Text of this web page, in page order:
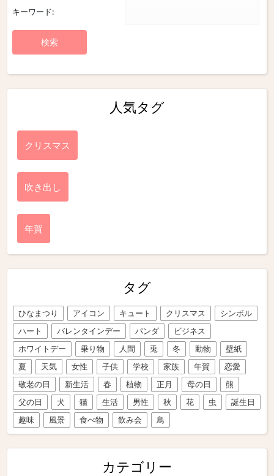
キーワード:
人気タグ
クリスマス
吹き出し
年賀
タグ
ひなまつり アイコン キュート クリスマス
シンボル
ハート
バレンタインデー パンダ
ビジネス
ホワイトデー
乗り物 人間 兎 冬 動物
壁紙
夏
天気 女性 子供 学校 家族 年賀
恋愛
敬老の日
新生活 春 植物 正月 母の日
熊
父の日
犬 猫 生活 男性 秋 花 虫
誕生日
趣味
風景 食べ物 飲み会 鳥
カテゴリー